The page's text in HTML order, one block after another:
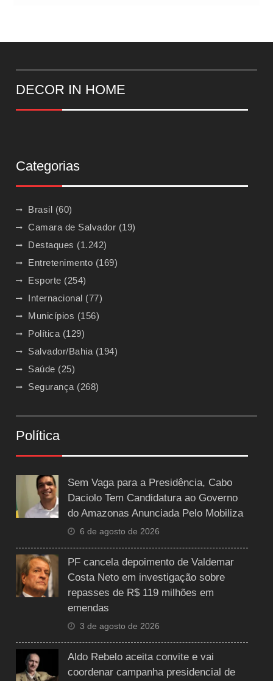
DECOR IN HOME
Categorias
Brasil (60)
Camara de Salvador (19)
Destaques (1.242)
Entretenimento (169)
Esporte (254)
Internacional (77)
Municípios (156)
Política (129)
Salvador/Bahia (194)
Saúde (25)
Segurança (268)
Política
Sem Vaga para a Presidência, Cabo
Daciolo Tem Candidatura ao Governo
do Amazonas Anunciada Pelo Mobiliza
6 de agosto de 2026
PF cancela depoimento de Valdemar
Costa Neto em investigação sobre
repasses de R$ 119 milhões em
emendas
3 de agosto de 2026
Aldo Rebelo aceita convite e vai
coordenar campanha presidencial de